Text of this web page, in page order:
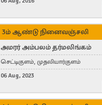
3ம் ஆண்டு நினைவஞ்சலி
அமரர் அம்பலம் தர்மலிங்கம்
செட்டிகுளம், முதலியார்குளம்
06 Aug, 2023